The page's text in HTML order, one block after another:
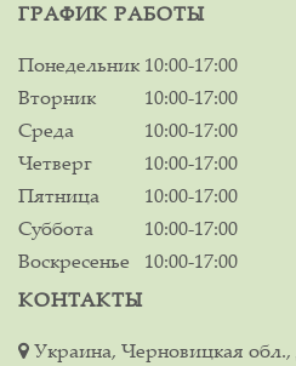
ГРАФИК РАБОТЫ
Понедельник 10:00-17:00
Вторник
10:00-17:00
Среда
10:00-17:00
Четверг
10:00-17:00
Пятница
10:00-17:00
Суббота
10:00-17:00
Воскресенье
10:00-17:00
КОНТАКТЫ
Украина, Черновицкая обл.,